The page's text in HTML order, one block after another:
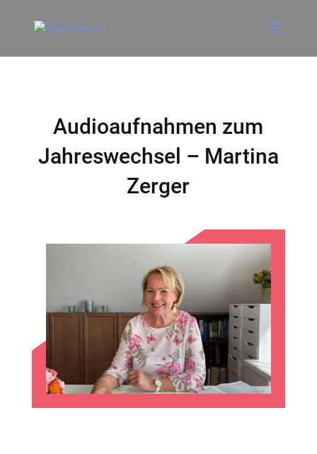
Audioaufnahmen zum
Jahreswechsel – Martina
Zerger